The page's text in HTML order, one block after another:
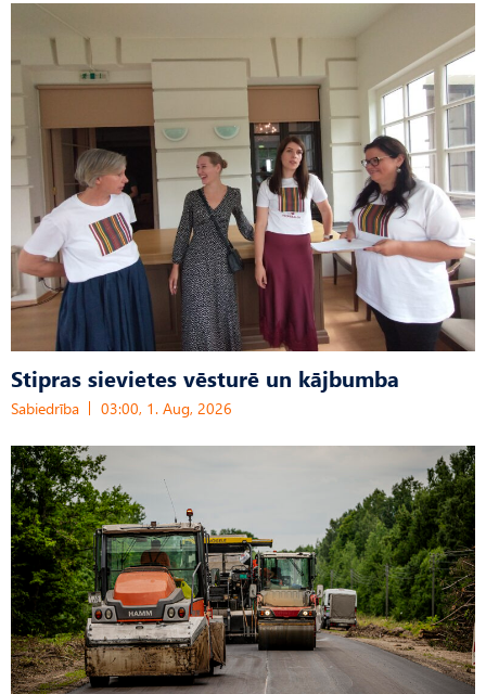
Stipras sievietes vēsturē un kājbumba
Sabiedrība 03:00, 1. Aug, 2026